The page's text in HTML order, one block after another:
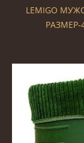
LEMIGO
РАЗМЕР-